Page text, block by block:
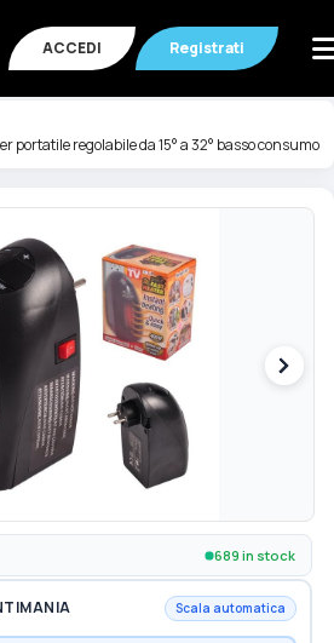
ACCEDI Registrati
regolabile da 15° a 32° basso consumo
Vai
689 in stock
Scala automatica